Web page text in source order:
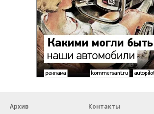
Архив
Контакты